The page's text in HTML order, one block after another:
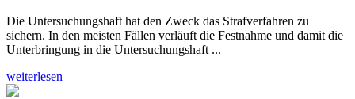
Die Untersuchungshaft hat den Zweck das Strafverfahren zu
sichern. In den meisten Fällen verläuft die Festnahme und damit die
Unterbringung in die Untersuchungshaft ...
weiterlesen